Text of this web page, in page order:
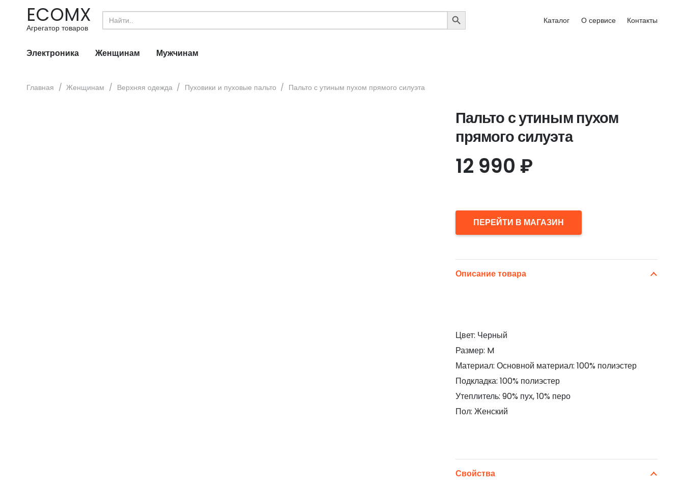
ECOMX
Агрегатор товаров
Search
for:
SEARCH
BUTTON
Каталог О сервисе Контакты
Электроника Женщинам Мужчинам
Главная / Женщинам / Верхняя одежда / Пуховики и пуховые пальто / Пальто с утиным пухом прямого силуэта
Пальто с утиным пухом
прямого силуэта
12 990 ₽
ПЕРЕЙТИ В МАГАЗИН
Описание товара
Цвет: Черный
Размер: M
Материал: Основной материал: 100% полиэстер
Подкладка: 100% полиэстер
Утеплитель: 90% пух, 10% перо
Пол: Женский
Свойства